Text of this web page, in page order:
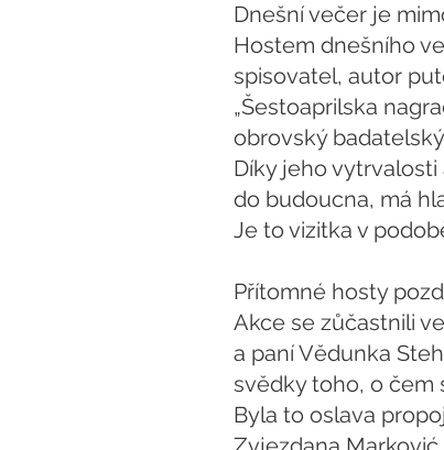
Dnešní večer je
Hostem dnešního
spisovatel, autor
„Šestoaprilska
obrovský
Díky jeho
do budoucna, má
Je to vizitka v
Přítomné hosty
Akce se zůčastnili
a paní Vědunka
svědky toho, o čem
Byla to oslava